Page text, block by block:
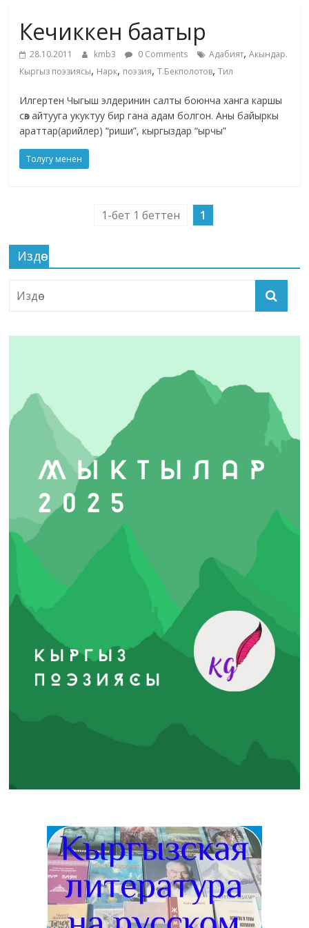
жана
Кечиккен баатыр
28.10.2011 kmb3 0 Comments Адабият,Акындар.
Кыргыз поэзиясы, Нарк, поэзия,Т.Бекполотов,Тил
Илгертен Чыгыш элдеринин салты боюнча ханга каршы
сөз айтууга укуктуу бир гана адам болгон. Аны байыркы
араттар(арийлер) “риши”, кыргыздар “ырчы”
Толугу менен
1-бет 1 беттен 1
Издөө